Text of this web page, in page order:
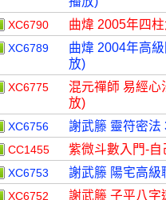
XC6790 曲煒 2005年四
XC6789
曲煒 2004年高
放)
XC6775
混元禪師 易經心
放)
XC6756 謝武籐 靈符密法
CC1455 紫微斗數入門-
XC6753 謝武籐 陽宅高級
XC6752 謝武籐 子平八字